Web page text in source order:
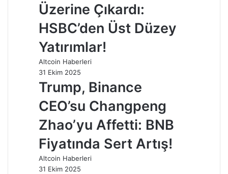
Üzerine Çıkardı:
HSBC’den Üst Düzey
Yatırımlar!
Altcoin Haberleri
31 Ekim 2025
Trump, Binance
CEO’su Changpeng
Zhao’yu Affetti: BNB
Fiyatında Sert Artış!
Altcoin Haberleri
31 Ekim 2025